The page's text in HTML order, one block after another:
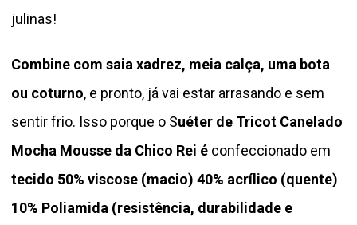
julinas!
Combine com saia xadrez, meia calça, uma bota
ou coturno, e pronto, já vai estar arrasando e sem
sentir frio. Isso porque o Suéter de Tricot Canelado
Mocha Mousse da Chico Rei é confeccionado em
tecido 50% viscose (macio) 40% acrílico (quente)
10% Poliamida (resistência, durabilidade e